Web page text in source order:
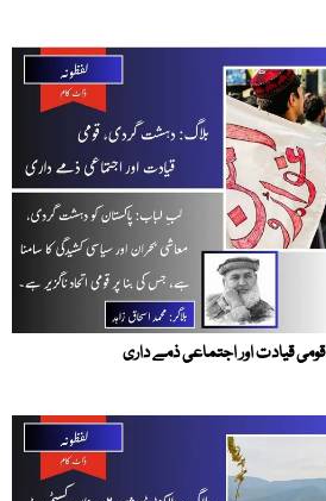
قیادت اور اجتماعی ذمے داری